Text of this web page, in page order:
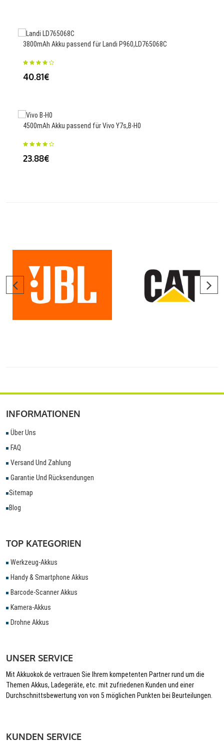
3800mAh Akku passend für Landi P960,LD765068C
40.81€
4500mAh Akku passend für Vivo Y7s,B-H0
23.88€
INFORMATIONEN
Über Uns
FAQ
Versand Und Zahlung
Garantie Und Rücksendungen
Sitemap
Blog
TOP KATEGORIEN
Werkzeug-Akkus
Handy & Smartphone Akkus
Barcode-Scanner Akkus
Kamera-Akkus
Drohne Akkus
UNSER SERVICE
Mit Akkuokok.de vertrauen Sie Ihrem kompetenten Partner rund um die
Themen Akkus, Ladegeräte, etc. mit zufriedenen Kunden und einer
Durchschnittsbewertung von von 5 möglichen Punkten bei Beurteilungen.
KUNDEN SERVICE